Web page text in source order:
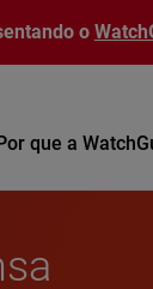
o
que a